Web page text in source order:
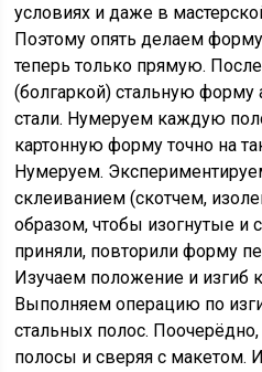
условиях и даже в
Поэтому опять делаем форму
теперь только прямую.
(болгаркой) стальную форму
стали. Нумеруем каждую
картонную форму точно на
Нумеруем.
склеиванием (скотчем,
образом, чтобы изогнутые и
приняли, повторили форму
Изучаем положение и изгиб
Выполняем операцию по
стальных полос.
полосы и сверяя с макетом.